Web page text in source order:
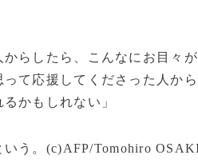
らしたら、こんなにお目々
て応援してくださった人か
かもしれない」
う。(c)AFP/Tomohiro